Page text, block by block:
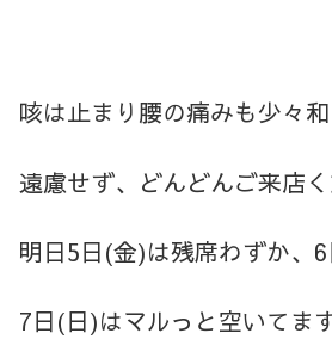
咳は止まり腰の痛みも少々
遠慮せず、どんどんご来店
明日5日(金)は残席わずか、
7日(日)はマルっと空いてま